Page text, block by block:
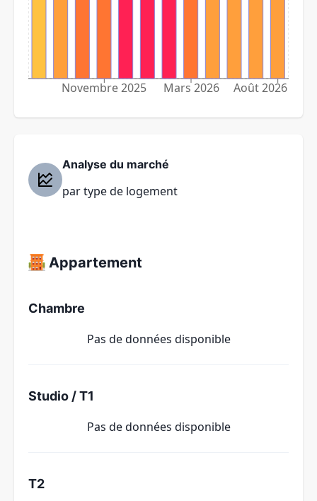
Novembre 2025 Mars 2026 Août 2026
Analyse du marché
par type de logement
Appartement
Chambre
Pas de données disponible
Studio / T1
Pas de données disponible
T2